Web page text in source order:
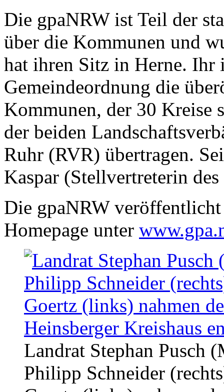
Die gpaNRW ist Teil der
über die Kommunen und
hat ihren Sitz in Herne. Ihr
Gemeindeordnung die
Kommunen, der 30 Kreise
der beiden
Ruhr (RVR) übertragen.
Kaspar (Stellvertreterin
Die gpaNRW
Homepage unter
Landrat Stephan Pusch
Philipp Schneider